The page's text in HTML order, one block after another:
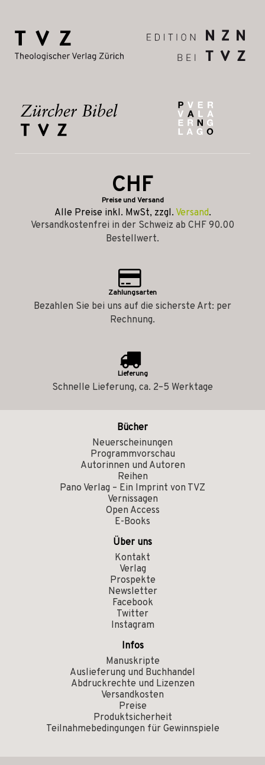
CHF
Preise und Versand
Alle Preise inkl. MwSt, zzgl. Versand.
Versandkostenfrei in der Schweiz ab CHF 90.00
Bestellwert.
Zahlungsarten
Bezahlen Sie bei uns auf die sicherste Art: per
Rechnung.
Lieferung
Schnelle Lieferung, ca. 2–5 Werktage
Bücher
Neuerscheinungen
Programmvorschau
Autorinnen und Autoren
Reihen
Pano Verlag – Ein Imprint von TVZ
Vernissagen
Open Access
E-Books
Über uns
Kontakt
Verlag
Prospekte
Newsletter
Facebook
Twitter
Instagram
Infos
Manuskripte
Auslieferung und Buchhandel
Abdruckrechte und Lizenzen
Versandkosten
Preise
Produktsicherheit
Teilnahmebedingungen für Gewinnspiele